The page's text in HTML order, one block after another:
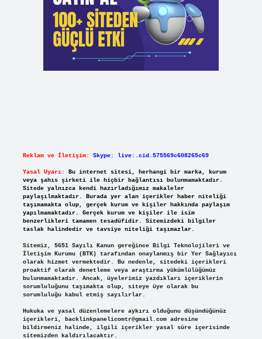
Reklam ve İletişim: Skype: live:.cid.575569c608265c69
Yasal Uyarı:
Bu internet sitesi, herhangi bir marka, kurum
veya şahıs şirketi ile hiçbir bağlantısı bulunmamaktadır.
Sitede yalnızca kendi hazırladığımız makaleler
paylaşılmaktadır. Burada yer alan içerikler haber niteliği
taşımamakta olup, gerçek kurum ve kişiler hakkında paylaşım
yapılmamaktadır. Gerçek kurum ve kişiler ile isim
benzerlikleri tamamen tesadüfidir. Sitemizdeki bilgiler
taslak halindedir ve tavsiye niteliği taşımazlar.
Sitemiz, 5651 Sayılı Kanun gereğince Bilgi Teknolojileri ve
İletişim Kurumu (BTK) tarafından onaylanmış bir Yer Sağlayıcı
olarak hizmet vermektedir. Bu nedenle, sitedeki içerikleri
proaktif olarak denetleme veya araştırma yükümlülüğümüz
bulunmamaktadır. Ancak, üyelerimiz yazdıkları içeriklerin
sorumluluğunu taşımakta olup, siteye üye olarak bu
sorumluluğu kabul etmiş sayılırlar.
Hukuka ve yasal düzenlemelere aykırı olduğunu düşündüğünüz
içerikleri, backlinkpanelicomtr@gmail.comadresine
bildirmeniz halinde, ilgili içerikler yasal süre içerisinde
sitemizden kaldırılacaktır.